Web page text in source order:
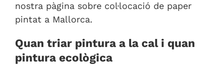
nostra pàgina sobre col·locació de paper
pintat a Mallorca.
Quan triar pintura a la cal i quan
pintura ecològica